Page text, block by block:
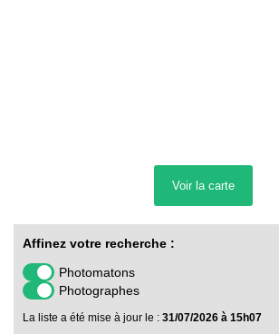
Voir la carte
Affinez votre recherche :
Photomatons
Photographes
La liste a été mise à jour le : 31/07/2026 à 15h07